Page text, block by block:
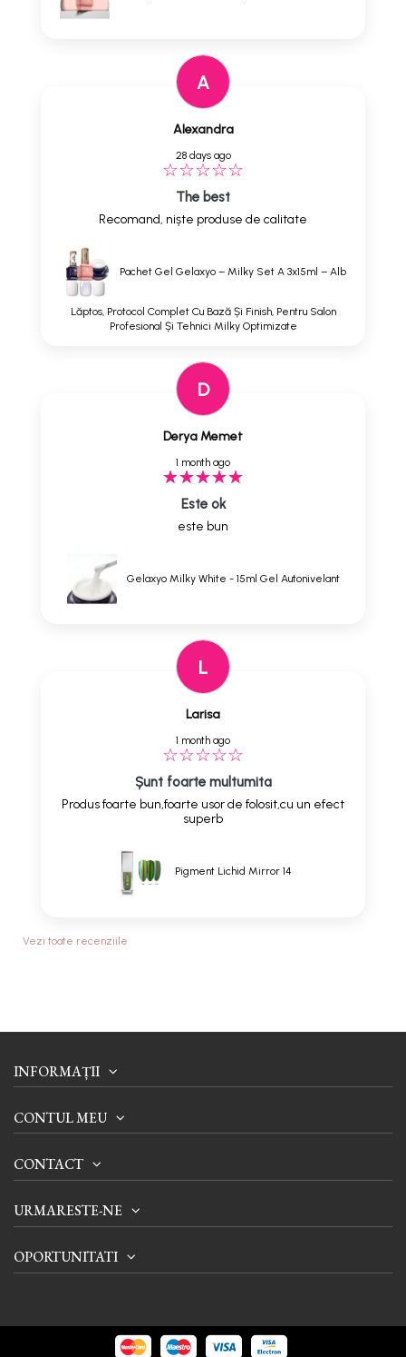
A
Alexandra
28 days ago
The best
Recomand, niște produse de calitate
Pachet Gel Gelaxyo – Milky Set A 3x15ml – Alb
Lăptos, Protocol Complet Cu Bază Și Finish, Pentru Salon
Profesional Și Tehnici Milky Optimizate
D
Derya Memet
1 month ago
Este ok
este bun
Gelaxyo Milky White - 15ml Gel Autonivelant
L
Larisa
1 month ago
Șunt foarte multumita
Produs foarte bun,foarte usor de folosit,cu un efect
superb
Pigment Lichid Mirror 14
Vezi toate recenziile
INFORMAȚII
CONTUL MEU
CONTACT
URMARESTE-NE
OPORTUNITATI